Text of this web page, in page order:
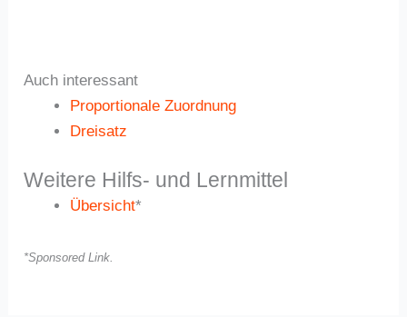
Auch interessant
Proportionale Zuordnung
Dreisatz
Weitere Hilfs- und Lernmittel
Übersicht*
*Sponsored Link.